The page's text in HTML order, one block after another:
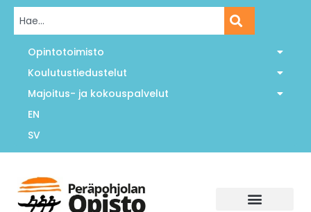
Opintotoimisto
Koulutustiedustelut
Majoitus- ja kokouspalvelut
EN
SV